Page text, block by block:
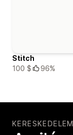
Stitch
100 $
96%